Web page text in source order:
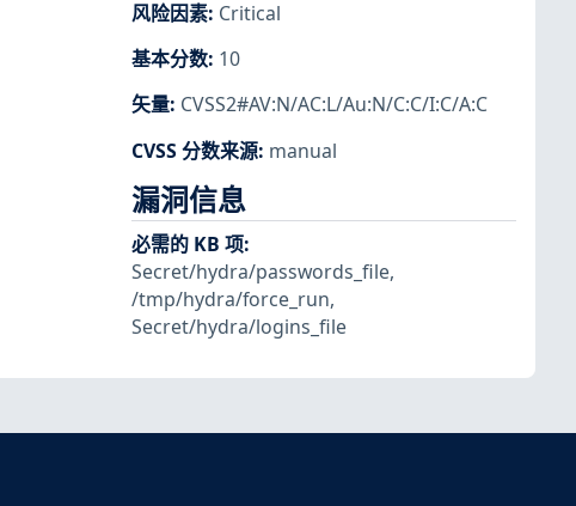
风险因素: Critical
基本分数: 10
矢量: CVSS2#AV:N/AC:L/Au:N/C:C/I:C/A:C
CVSS 分数来源: manual
漏洞信息
必需的 KB 项:
Secret/hydra/passwords_file,
/tmp/hydra/force_run,
Secret/hydra/logins_file